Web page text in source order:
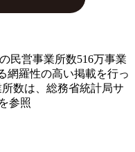
民営事業所数516万事業
網羅性の高い掲載を行っ
数は、総務省統計局サ
参照